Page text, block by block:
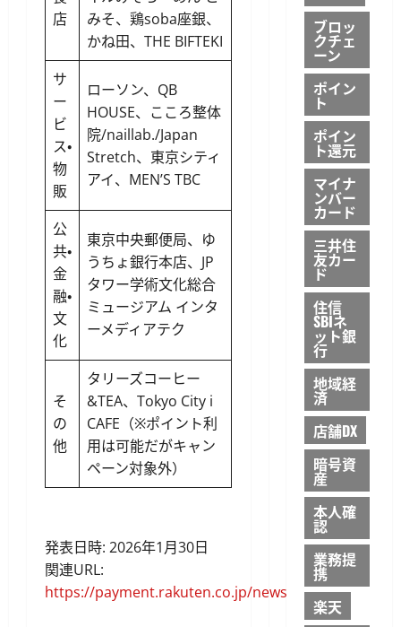
店
みそ、鶏soba座銀、
かね田、THE BIFTEKI
サ
ー
ビ
ス・
物
販
ローソン、QB
HOUSE、こころ整体
院/naillab./Japan
Stretch、東京シティ
アイ、MEN’S TBC
公
共・
金
融・
文
化
東京中央郵便局、ゆ
うちょ銀行本店、JP
タワー学術文化総合
ミュージアム インタ
ーメディアテク
そ
の
他
タリーズコーヒー
&TEA、Tokyo City i
CAFE（※ポイント利
用は可能だがキャン
ペーン対象外）
発表日時: 2026年1月30日
関連URL:
https://payment.rakuten.co.jp/news/2026013000/
ブロッ
クチェ
ーン
ポイン
ト
ポイン
ト還元
マイナ
ンバー
カード
三井住
友カー
ド
住信
SBIネ
ット銀
行
地域経
済
店舗DX
暗号資
産
本人確
認
業務提
携
楽天